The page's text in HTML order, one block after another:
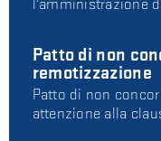
l'amministrazione
Patto di non
remotizzazione
Patto di non
attenzione alla